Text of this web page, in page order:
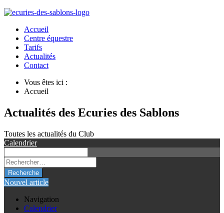
Accueil
Centre équestre
Tarifs
Actualités
Contact
Vous êtes ici :
Accueil
Actualités des Ecuries des Sablons
Toutes les actualités du Club
Calendrier
Recherche
Nouvel article
Navigation
Calendrier